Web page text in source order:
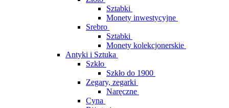
Sztabki
Monety inwestycyjne
Srebro
Sztabki
Monety kolekcjonerskie
Antyki i Sztuka
Szkło
Szkło do 1900
Zegary, zegarki
Naręczne
Cyna